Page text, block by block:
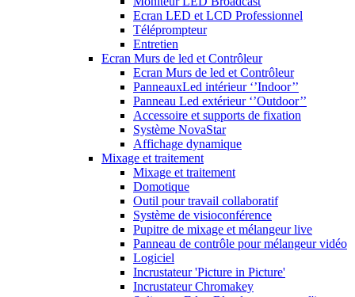
Ecran LED et LCD Professionnel
Téléprompteur
Entretien
Ecran Murs de led et Contrôleur
Ecran Murs de led et Contrôleur
PanneauxLed intérieur ‘’Indoor’’
Panneau Led extérieur ‘’Outdoor’’
Accessoire et supports de fixation
Système NovaStar
Affichage dynamique
Mixage et traitement
Mixage et traitement
Domotique
Outil pour travail collaboratif
Système de visioconférence
Pupitre de mixage et mélangeur live
Panneau de contrôle pour mélangeur vidéo
Logiciel
Incrustateur 'Picture in Picture'
Incrustateur Chromakey